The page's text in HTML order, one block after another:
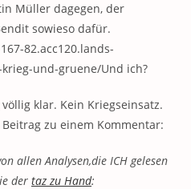
Müller dagegen, der
sowieso dafür.
82.acc120.lands-
und-gruene/Und ich?
klar. Kein Kriegseinsatz.
zu einem Kommentar:
allen Analysen,die ICH gelesen
der taz zu Hand: